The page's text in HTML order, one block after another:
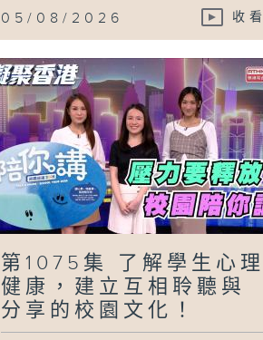
05/08/2026 收看
第1075集 了解學生心理
健康，建立互相聆聽與
分享的校園文化！